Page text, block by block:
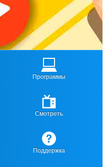
Программы
Смотреть
Поддержка